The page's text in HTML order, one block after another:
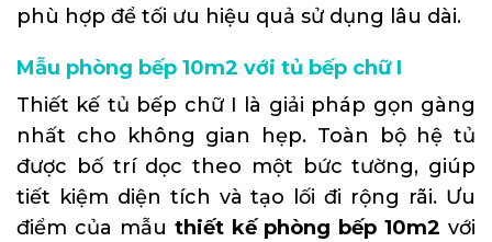
phù hợp để tối ưu hiệu quả sử dụng lâu dài.
Mẫu phòng bếp 10m2 với tủ bếp chữ I
Thiết kế tủ bếp chữ I là giải pháp gọn gàng
nhất cho không gian hẹp. Toàn bộ hệ tủ
được bố trí dọc theo một bức tường, giúp
tiết kiệm diện tích và tạo lối đi rộng rãi. Ưu
điểm của mẫu thiết kế phòng bếp 10m2 với